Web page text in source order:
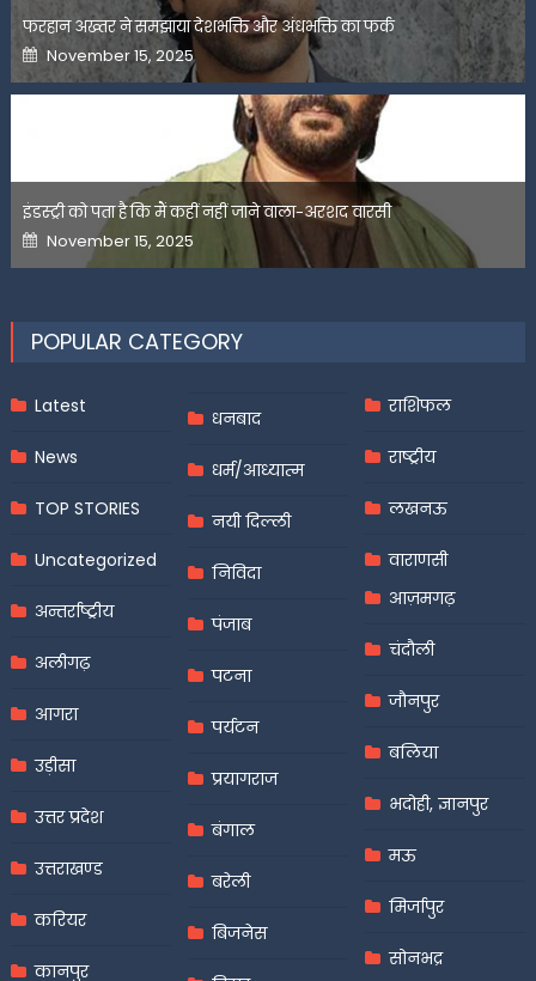
फरहान अख्तर ने समझाया देशभक्ति और अंधभक्ति का फर्क
Posted
on
November 15, 2025
इंडस्ट्री को पता है कि मैं कहीं नहीं जाने वाला-अरशद वारसी
Posted
on
November 15, 2025
POPULAR CATEGORY
Latest
News
TOP STORIES
Uncategorized
अन्तर्राष्ट्रीय
अलीगढ़
आगरा
उड़ीसा
उत्तर प्रदेश
उत्तराखण्ड
करियर
कानपुर
धनबाद
धर्म/आध्यात्म
नयी दिल्ली
निविदा
पंजाब
पटना
पर्यटन
प्रयागराज
बंगाल
बरेली
बिजनेस
राशिफल
राष्ट्रीय
लखनऊ
वाराणसी
आज़मगढ़
चंदौली
जौनपुर
बलिया
भदोही, ज्ञानपुर
मऊ
मिर्जापुर
सोनभद्र